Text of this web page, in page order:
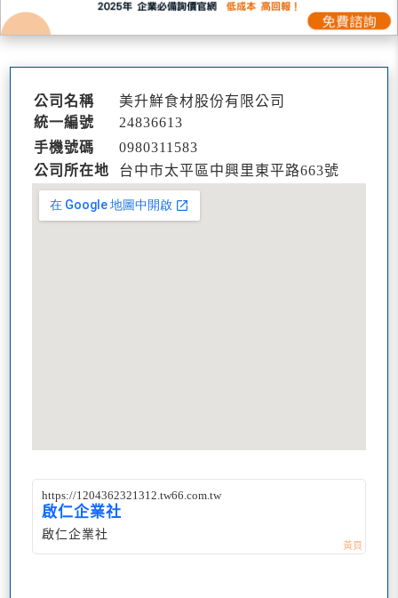
公司名稱
美升鮮食材股份有限公司
統一編號
24836613
手機號碼
098031 1 583
公司所在地
台中市太平區中興里東平路663號
https://1204362321312.tw66.com.tw
啟仁企業社
啟仁企業社